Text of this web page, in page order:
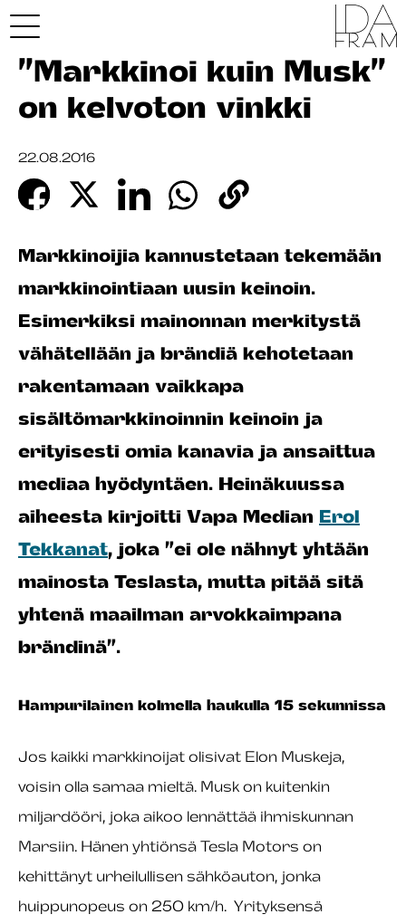
”Markkinoi kuin Musk”
on kelvoton vinkki
22.08.2016
Markkinoijia kannustetaan tekemään
markkinointiaan uusin keinoin.
Esimerkiksi mainonnan merkitystä
vähätellään ja brändiä kehotetaan
rakentamaan vaikkapa
sisältömarkkinoinnin keinoin ja
erityisesti omia kanavia ja ansaittua
mediaa hyödyntäen. Heinäkuussa
aiheesta kirjoitti Vapa Median Erol
Tekkanat, joka ”ei ole nähnyt yhtään
mainosta Teslasta, mutta pitää sitä
yhtenä maailman arvokkaimpana
brändinä”.
Hampurilainen kolmella haukulla 15 sekunnissa
Jos kaikki markkinoijat olisivat Elon Muskeja,
voisin olla samaa mieltä. Musk on kuitenkin
miljardööri, joka aikoo lennättää ihmiskunnan
Marsiin. Hänen yhtiönsä Tesla Motors on
kehittänyt urheilullisen sähköauton, jonka
huippunopeus on 250 km/h. Yrityksensä